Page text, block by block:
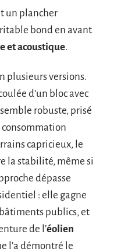
un plancher
bond en avant
et acoustique.
plusieurs versions.
d’un bloc avec
robuste, prisé
capricieux, le
la stabilité, même si
dépasse
: elle gagne
publics, et
de l’éolien
l’a démontré le